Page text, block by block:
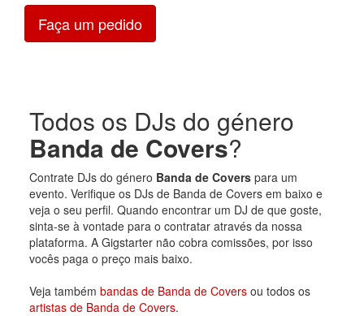
Faça um pedido
Todos os DJs do género
Banda de Covers?
Contrate DJs do género Banda de Coverspara um
evento. Verifique os DJs de Banda de Covers em baixo e
veja o seu perfil. Quando encontrar um DJ de que goste,
sinta-se à vontade para o contratar através da nossa
plataforma. A Gigstarter não cobra comissões, por isso
vocês paga o preço mais baixo.
Veja também bandas de Banda de Coversou todos os
artistas de Banda de Covers.